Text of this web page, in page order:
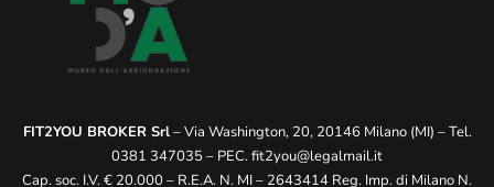
FIT2YOU BROKER Srl– Via Washington, 20, 20146 Milano (MI) – Tel.
0381 347035 – PEC. fit2you@legalmail.it
Cap. soc. I.V. € 20.000 – R.E.A. N. MI – 2643414 Reg. Imp. di Milano N.